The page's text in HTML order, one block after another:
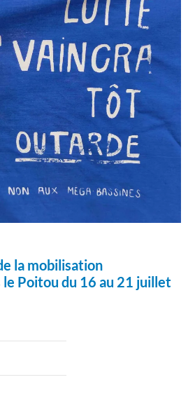
la mobilisation
Poitou du 16 au 21 juillet